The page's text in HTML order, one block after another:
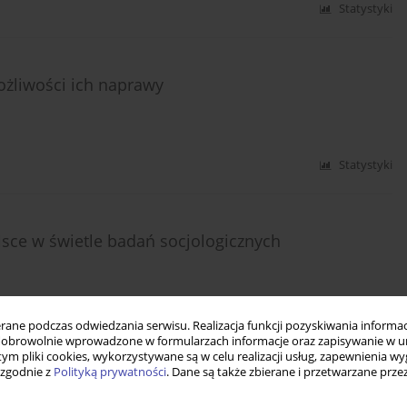
podczas odwiedzania serwisu. Realizacja funkcji pozyskiwania
wprowadzone w formularzach informacje oraz zapisywanie w
pliki cookies, wykorzystywane są w celu realizacji usług, zapewnienia
z Polityką prywatności. Dane są także zbierane i przetwarzane
Statystyki
ich naprawy
Statystyki
w świetle badań socjologicznych
Statystyki
społecznej